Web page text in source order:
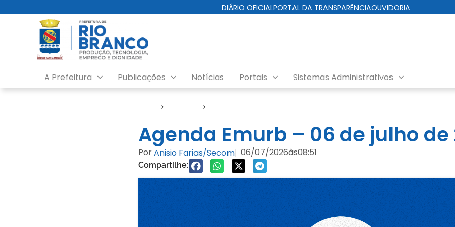
DIÁRIO OFICIALPORTAL DA TRANSPARÊNCIAOUVIDORIA
A Prefeitura Publicações Notícias Portais Sistemas Administrativos
› ›
Agenda Emurb – 06 de julho de
PorAnisio Farias/Secom| 06/07/2026às08:51
Compartilhe: